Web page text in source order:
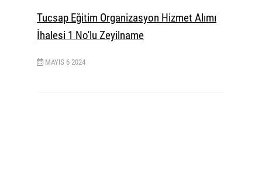
Tucsap Eğitim Organizasyon Hizmet Alımı
İhalesi 1 No'lu Zeyilname
MAYIS 6 2024